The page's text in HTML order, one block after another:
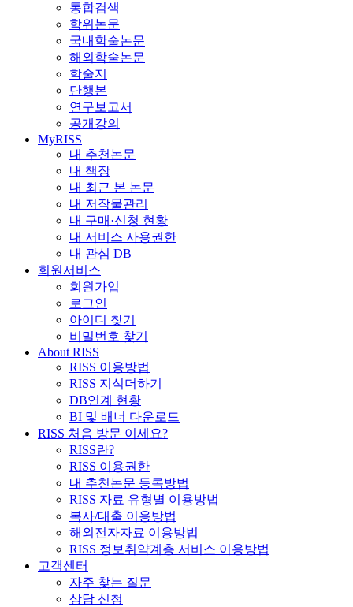
통합검색
학위논문
국내학술논문
해외학술논문
학술지
단행본
연구보고서
공개강의
MyRISS
내 추천논문
내 책장
내 최근 본 논문
내 저작물관리
내 구매·신청 현황
내 서비스 사용권한
내 관심 DB
회원서비스
회원가입
로그인
아이디 찾기
비밀번호 찾기
About RISS
RISS 이용방법
RISS 지식더하기
DB연계 현황
BI 및 배너 다운로드
RISS 처음 방문 이세요?
RISS란?
RISS 이용권한
내 추천논문 등록방법
RISS 자료 유형별 이용방법
복사/대출 이용방법
해외전자자료 이용방법
RISS 정보취약계층 서비스 이용방법
고객센터
자주 찾는 질문
상담 신청